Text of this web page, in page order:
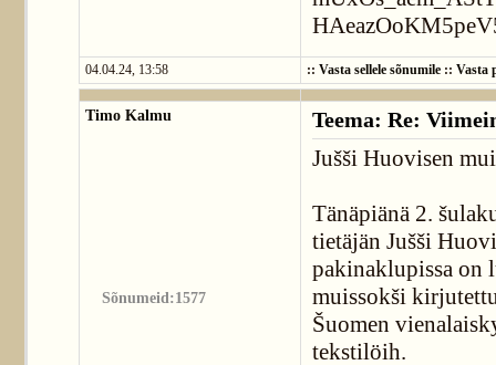
04.04.24, 13:58 :: Vasta sellele sõnumile:: Vasta
Timo Kalmu
Sõnumeid:1577
Teema: Re:
Jušši Huovisen
Tänäpiänä 2.
tietäjän Jušši
pakinaklupissa on
muissokši
Šuomen
tekstilöih.